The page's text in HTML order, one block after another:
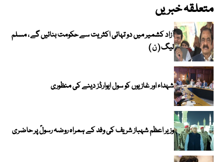
متعلقہ خبریں
آزاد کشمیر میں دو تہائی اکثریت سے حکومت بنائیں گے ، مسلم
لیگ ( ن )
شہداء اور غازیوں کو سول ایوارڈز دینے کی منظوری
وزیر اعظم شہباز شریف کی وفد کے ہمراہ روضہ رسولؐ پر حاضری